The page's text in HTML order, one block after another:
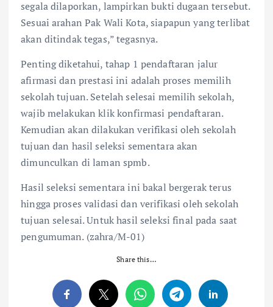
segala dilaporkan, lampirkan bukti dugaan tersebut.
Sesuai arahan Pak Wali Kota, siapapun yang terlibat
akan ditindak tegas,” tegasnya.
Penting diketahui, tahap 1 pendaftaran jalur
afirmasi dan prestasi ini adalah proses memilih
sekolah tujuan. Setelah selesai memilih sekolah,
wajib melakukan klik konfirmasi pendaftaran.
Kemudian akan dilakukan verifikasi oleh sekolah
tujuan dan hasil seleksi sementara akan
dimunculkan di laman spmb.
Hasil seleksi sementara ini bakal bergerak terus
hingga proses validasi dan verifikasi oleh sekolah
tujuan selesai. Untuk hasil seleksi final pada saat
pengumuman. (zahra/M-01)
Share this…